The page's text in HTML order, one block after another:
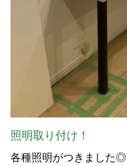
照明取り付け！
各種照明がつきました◎